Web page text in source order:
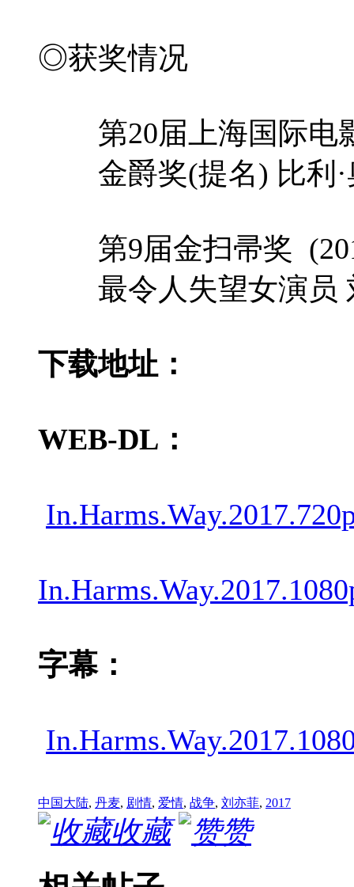
◎获奖情况
第20届上海国际电
金爵奖(提名) 比利·
第9届金扫帚奖
最令人失望女演员
下载地址：
WEB-DL：
字幕：
中国大陆, 丹麦, 剧情, 爱情, 战争, 刘亦菲, 2017
收藏 赞